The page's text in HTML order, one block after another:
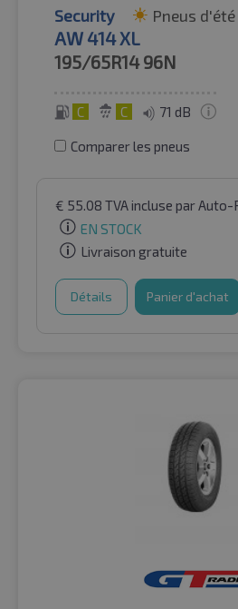
Security Pneus d'été
AW 414 XL
195/65R14 96N
C C 71 dB
Comparer les pneus
€ 55.08 TVA incluse par Auto-
EN STOCK
Livraison gratuite
Détails Panier d'achat